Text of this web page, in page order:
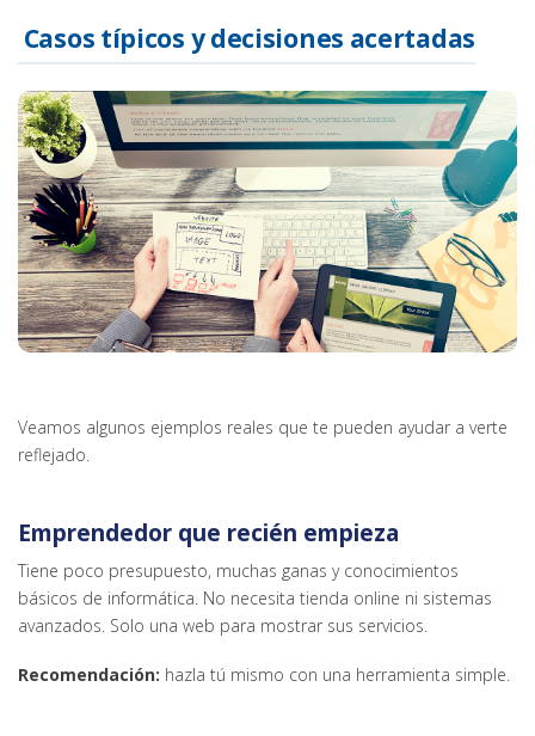
Casos típicos y decisiones acertadas
Veamos algunos ejemplos reales que te pueden ayudar a verte
reflejado.
Emprendedor que recién empieza
Tiene poco presupuesto, muchas ganas y conocimientos
básicos de informática. No necesita tienda online ni sistemas
avanzados. Solo una web para mostrar sus servicios.
Recomendación: hazla tú mismo con una herramienta simple.